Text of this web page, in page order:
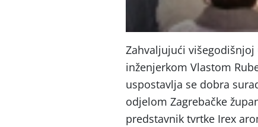
Zahvaljujući
inženjerkom Vlastom
uspostavlja se dobra
odjelom Zagrebačke
predstavnik tvrtke Irex